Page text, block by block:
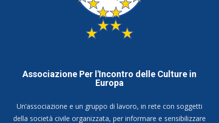
Associazione Per l'Incontro delle Culture in
Europa
Un’associazione e un gruppo di lavoro, in rete con soggetti
della società civile organizzata, per informare e sensibilizzare